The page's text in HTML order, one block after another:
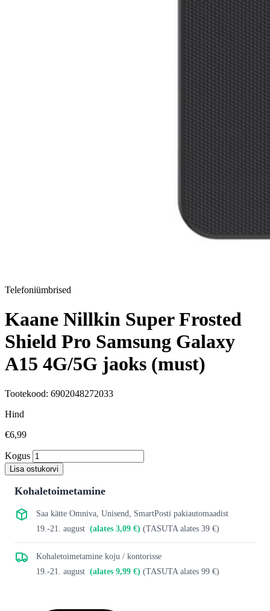
Telefoniümbrised
Kaane Nillkin Super Frosted
Shield Pro Samsung Galaxy
A15 4G/5G jaoks (must)
Tootekood: 6902048272033
Hind
€6,99
Kogus
Lisa ostukorvi
Kohaletoimetamine
Saa kätte Omniva, Unisend, SmartPosti pakiautomaadist
19.-21. august (alates 3,09 €) (TASUTA alates 39 €)
Kohaletoimetamine koju / kontorisse
19.-21. august (alates 9,99 €) (TASUTA alates 99 €)